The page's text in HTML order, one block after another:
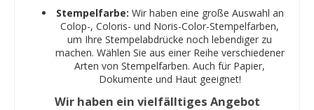
Stempelfarbe: Wir haben eine große Auswahl an
Colop-, Coloris- und Noris-Color-Stempelfarben,
um Ihre Stempelabdrücke noch lebendiger zu
machen. Wählen Sie aus einer Reihe verschiedener
Arten von Stempelfarben. Auch für Papier,
Dokumente und Haut geeignet!
Wir haben ein vielfälltiges Angebot